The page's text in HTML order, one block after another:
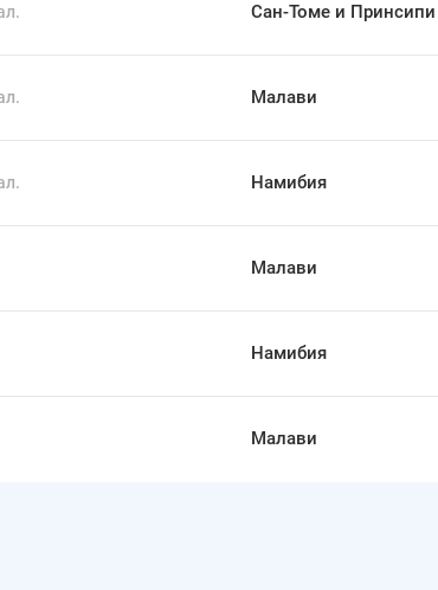
Сан-Томе и Принсипи
Малави
Намибия
Малави
Намибия
Малави